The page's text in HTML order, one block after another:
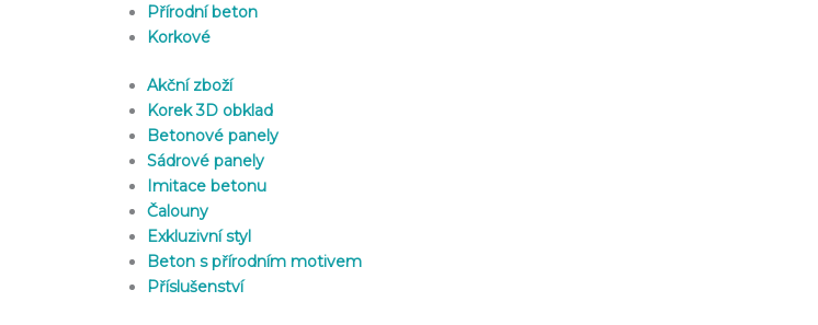
Přírodní beton
Korkové
Akční zboží
Korek 3D obklad
Betonové panely
Sádrové panely
Imitace betonu
Čalouny
Exkluzivní styl
Beton s přírodním motivem
Příslušenství